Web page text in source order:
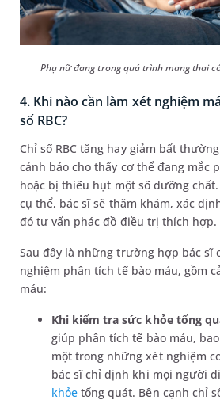
Phụ nữ đang trong quá trình mang thai
4. Khi nào cần làm xét nghiệm
số RBC?
Chỉ số RBC tăng hay giảm bất
cảnh báo cho thấy cơ thể đang mắc
hoặc bị thiếu hụt một số dưỡng
cụ thể, bác sĩ sẽ thăm khám, xác
đó tư vấn phác đồ điều trị thích hợp.
Sau đây là những trường hợp bác sĩ
nghiệm phân tích tế bào máu, gồm
máu:
Khi kiểm tra sức khỏe tổng
giúp phân tích tế bào máu, bao
một trong những xét nghiệm
bác sĩ chỉ định khi mọi người
khỏe tổng quát. Bên cạnh chỉ